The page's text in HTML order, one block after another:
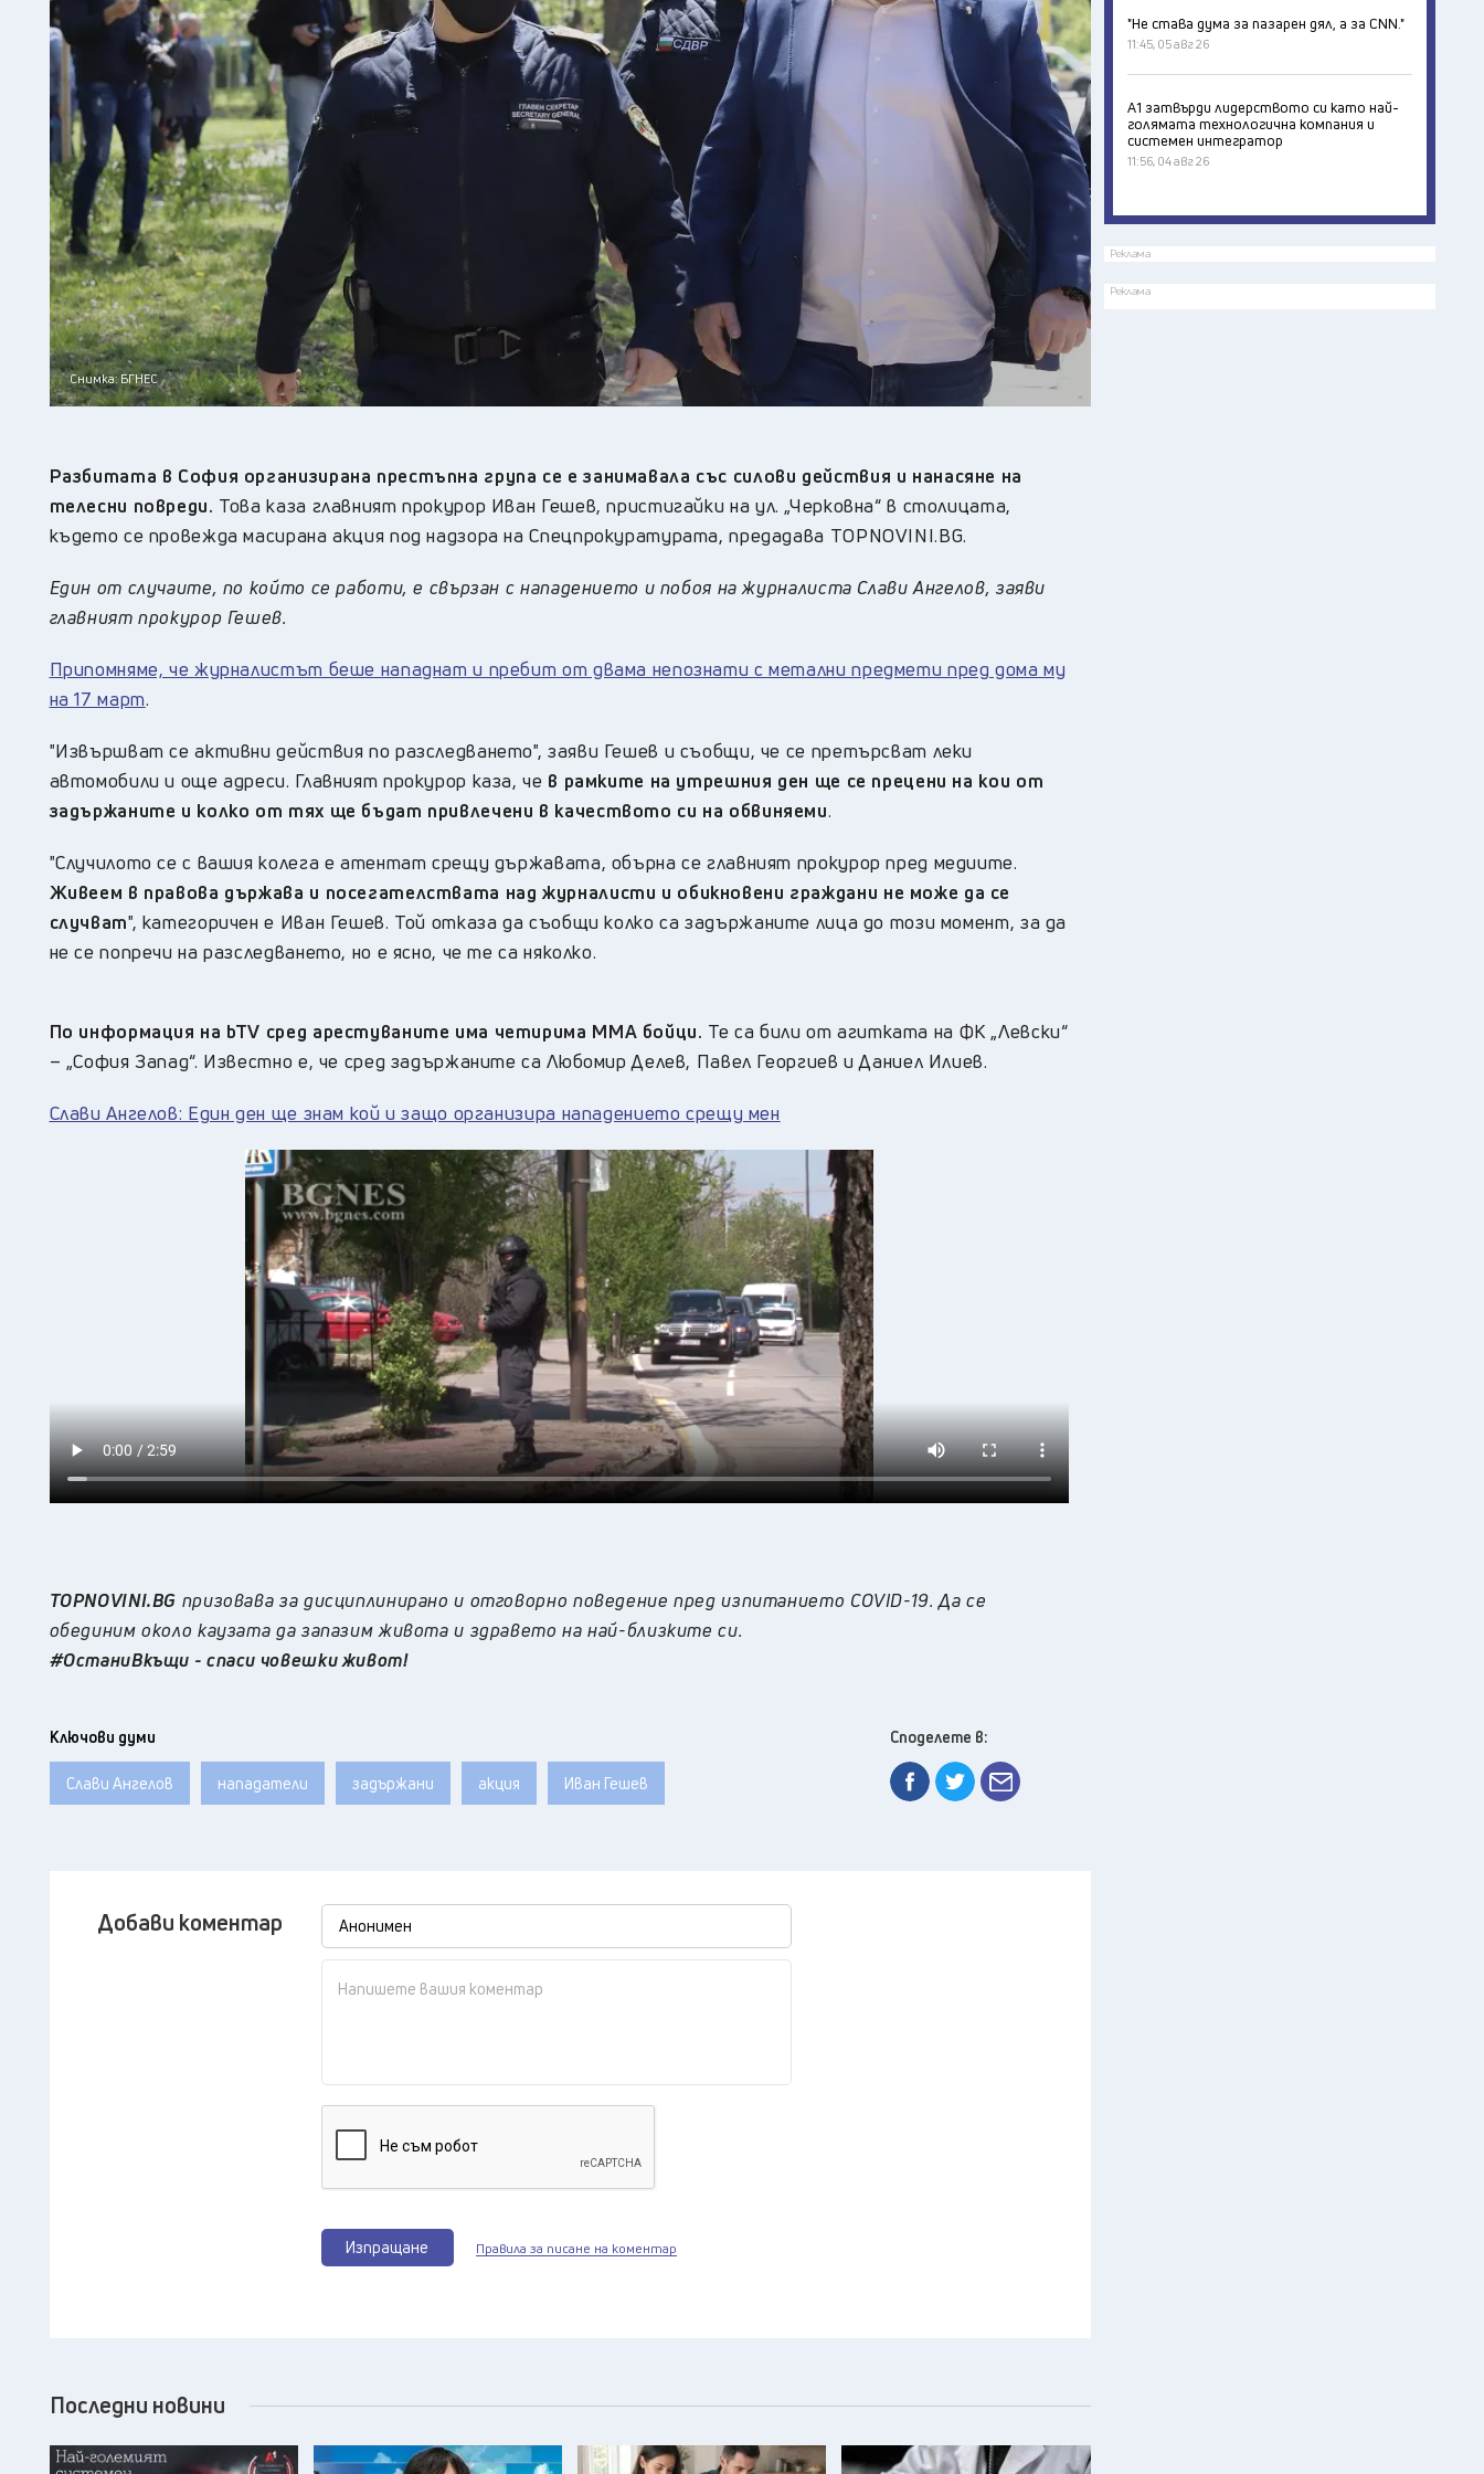
Плевен, 33 °C
Пловдив, 32°C
Разград 31°C
Русе, 31 °C
Силистра 32°C
,
31
Стара Загора °C
Търговище, 32
Хасково , 32°C
Шумен 32°C
31°C
Снимка: БГНЕС
Разбитата в София организирана престъпна група се е занимавала със силови действия и нанасяне на
телесни повреди. Това каза главният прокурор Иван Гешев, пристигайки на ул. „Черковна“ в столицата,
където се провежда масирана акция под надзора на Спецпрокуратурата, предадава ТOPNOVINI.BG.
Един от случаите, по който се работи, е свързан с нападението и побоя на журналиста Слави Ангелов, заяви
главният прокурор Гешев.
Припомняме, че журналистът беше нападнат и пребит от двама непознати с метални предмети пред дома му
на 17 март.
"Извършват се активни действия по разследването", заяви Гешев и съобщи, че се претърсват леки
автомобили и още адреси. Главният прокурор каза, че в рамките на утрешния ден ще се прецени на кои от
задържаните и колко от тях ще бъдат привлечени в качеството си на обвиняеми.
"Случилото се с вашия колега е атентат срещу държавата, обърна се главният прокурор пред медиите.
Живеем в правова държава и посегателствата над журналисти и обикновени граждани не може да се
случват", категоричен е Иван Гешев. Той отказа да съобщи колко са задържаните лица до този момент, за да
не се попречи на разследването, но е ясно, че те са няколко.
По информация на bTV сред арестуваните има четирима ММА бойци. Те са били от агитката на ФК „Левски“
– „София Запад“. Известно е, че сред задържаните са Любомир Делев, Павел Георгиев и Даниел Илиев.
Слави Ангелов: Един ден ще знам кой и защо организира нападението срещу мен
TOPNOVINI.BG призовава за дисциплинирано и отговорно поведение пред изпитанието COVID-19. Да се
обединим около каузата да запазим живота и здравето на най-близките си.
#ОстаниВкъщи - спаси човешки живот!
Ключови думи
Слави Ангелов нападатели задържани акция Иван Гешев
Споделете в:
Добави коментар
Изпращане Правила за писане на коментар
Последни новини
"Не става дума за пазарен дял, а за CNN."
11:45, 05 авг 26
А1 затвърди лидерството си като най-
голямата технологична компания и
системен интегратор
11:56, 04 авг 26
Реклама
Реклама